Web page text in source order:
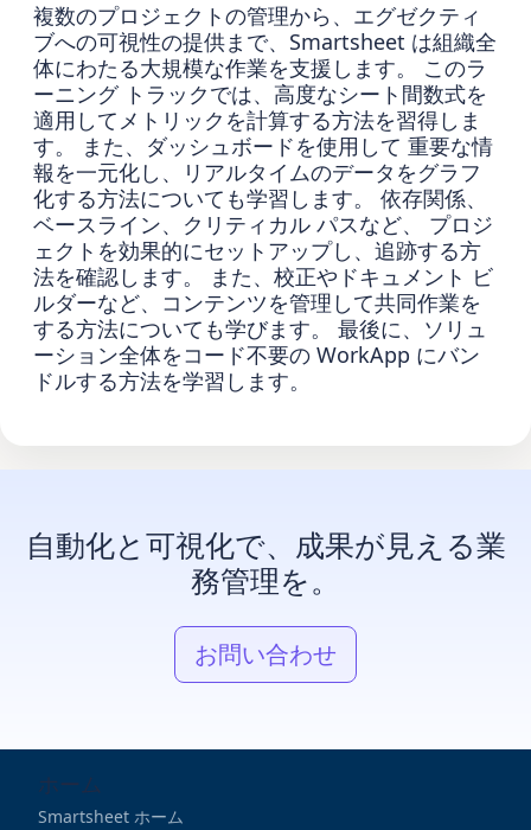
複数のプロジェクトの管理から、エグゼクティ
ブへの可視性の提供まで、Smartsheet は組織全
体にわたる大規模な作業を支援します。 このラ
ーニング トラックでは、高度なシート間数式を
適用してメトリックを計算する方法を習得しま
す。 また、ダッシュボードを使用して 重要な情
報を一元化し、リアルタイムのデータをグラフ
化する方法についても学習します。 依存関係、
ベースライン、クリティカル パスなど、 プロジ
ェクトを効果的にセットアップし、追跡する方
法を確認します。 また、校正やドキュメント ビ
ルダーなど、コンテンツを管理して共同作業を
する方法についても学びます。 最後に、ソリュ
ーション全体をコード不要の WorkApp にバン
ドルする方法を学習します。
自動化と可視化で、成果が見える業
務管理を。
お問い合わせ
ホーム
Smartsheet ホーム